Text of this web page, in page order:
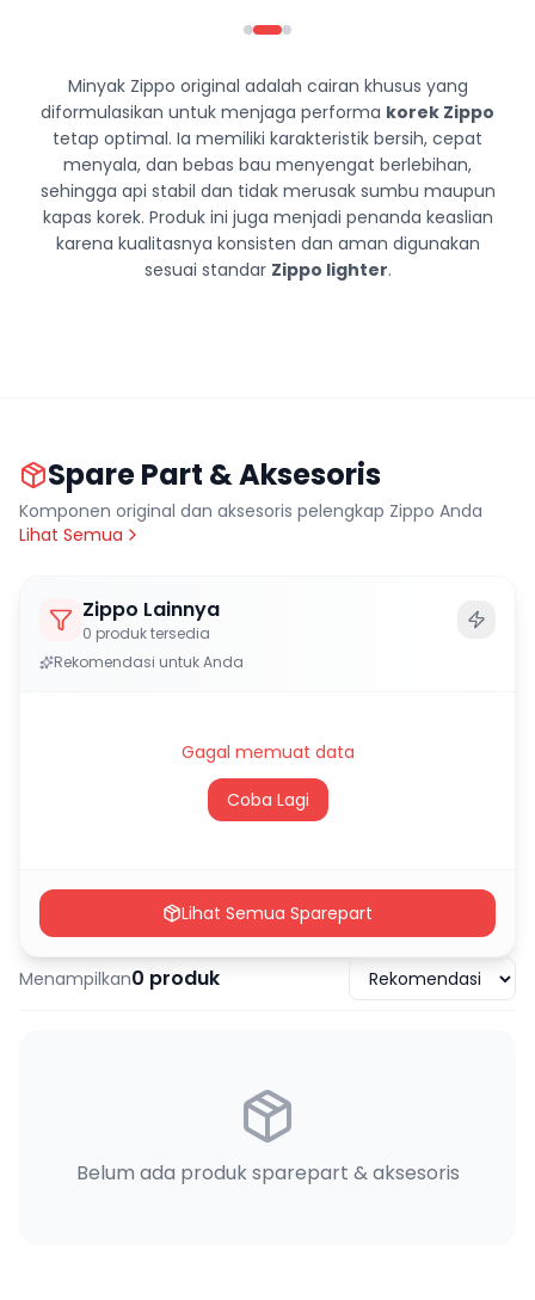
Minyak Zippo original adalah cairan khusus yang
diformulasikan untuk menjaga performa korek Zippo
tetap optimal. Ia memiliki karakteristik bersih, cepat
menyala, dan bebas bau menyengat berlebihan,
sehingga api stabil dan tidak merusak sumbu maupun
kapas korek. Produk ini juga menjadi penanda keaslian
karena kualitasnya konsisten dan aman digunakan
sesuai standar Zippo lighter.
Spare Part & Aksesoris
Komponen original dan aksesoris pelengkap Zippo Anda
Lihat Semua
Zippo Lainnya
0 produk tersedia
Rekomendasi untuk Anda
Gagal memuat data
Coba Lagi
Lihat Semua Sparepart
Menampilkan0 produk
Belum ada produk sparepart & aksesoris